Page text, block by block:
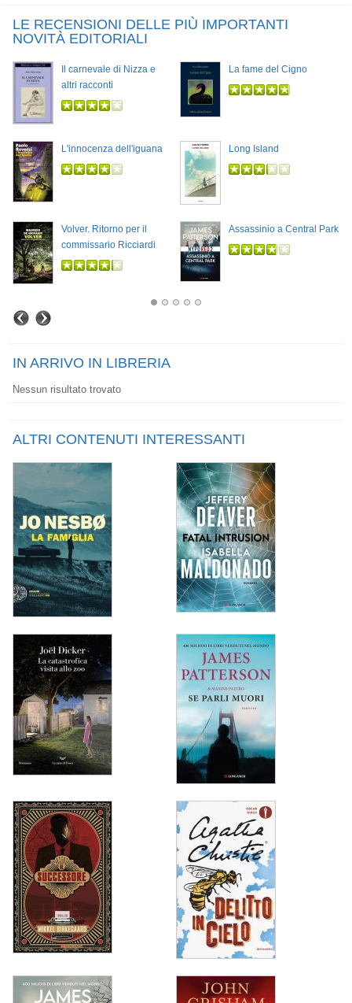
LE RECENSIONI DELLE PIÙ IMPORTANTI
NOVITÀ EDITORIALI
Il carnevale di Nizza e
altri racconti
La fame del Cigno
L'innocenza dell'iguana Long Island
Volver. Ritorno per il
commissario Ricciardi
Assassinio a Central Park
IN ARRIVO IN LIBRERIA
Nessun risultato trovato
ALTRI CONTENUTI INTERESSANTI